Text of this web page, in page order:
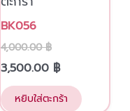
BK056
4,000.00฿
3,500.00 ฿
หยิบใส่ตะกร้า